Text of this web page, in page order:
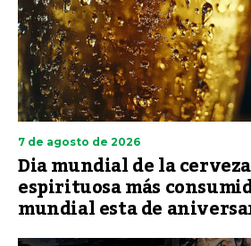
7 de agosto de 2026
Dia mundial de la
espirituosa más
mundial esta de